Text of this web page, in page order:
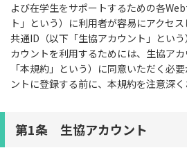
よび在学生をサポートするための各
ト」という）に利用者が容易にアクセス
共通ID（以下「生協アカウント」とい
カウントを利用するためには、生協ア
「本規約」という）に同意いただく必
ントに登録する前に、本規約を注意深く
第1条 生協アカウント